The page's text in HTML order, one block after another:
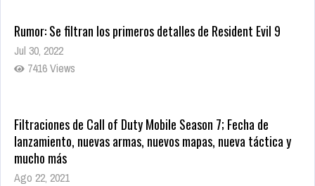
Rumor: Se filtran los primeros detalles de Resident Evil 9
Jul 30, 2022
7416 Views
Filtraciones de Call of Duty Mobile Season 7; Fecha de
lanzamiento, nuevas armas, nuevos mapas, nueva táctica y
mucho más
Ago 22, 2021